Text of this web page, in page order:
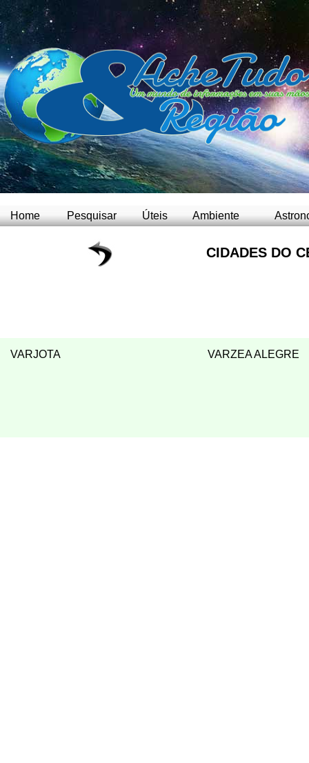
Home Pesquisar Úteis Ambiente
CIDADES DO
VARJOTA VARZEA ALEGRE